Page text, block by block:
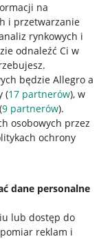
na
i przetwarzanie
rynkowych i
odnaleźć Ci w
będzie Allegro a
(17 partnerów), w
9 partnerów).
osobowych przez
ochrony
dane personalne
lub dostęp do
reklam i